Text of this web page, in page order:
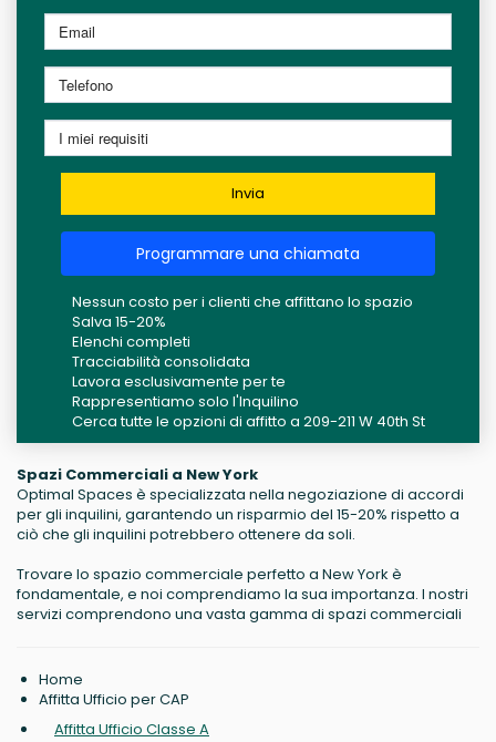
Invia
Programmare una chiamata
Nessun costo per i clienti che affittano lo spazio
Salva 15-20%
Elenchi completi
Tracciabilità consolidata
Lavora esclusivamente per te
Rappresentiamo solo l'Inquilino
Cerca tutte le opzioni di affitto a 209-211 W 40th St
Spazi Commerciali a New York
Optimal Spaces è specializzata nella negoziazione di accordi
per gli inquilini, garantendo un risparmio del 15-20% rispetto a
ciò che gli inquilini potrebbero ottenere da soli.
Trovare lo spazio commerciale perfetto a New York è
fondamentale, e noi comprendiamo la sua importanza. I nostri
servizi comprendono una vasta gamma di spazi commerciali
Home
Affitta Ufficio per CAP
Affitta Ufficio Classe A